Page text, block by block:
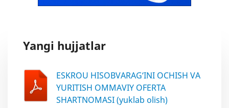
Yangi hujjatlar
ESKROU HISOBVARAG‘INI OCHISH VA
YURITISH OMMAVIY OFERTA
SHARTNOMASI (yuklab olish)